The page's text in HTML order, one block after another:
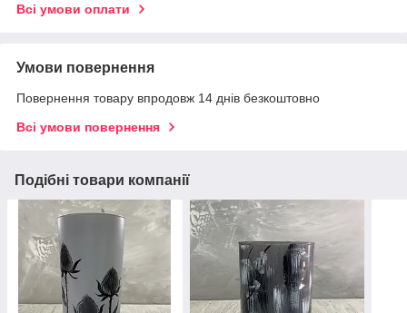
Всі умови оплати
Умови повернення
Повернення товару впродовж 14 днів безкоштовно
Всі умови повернення
Подібні товари компанії